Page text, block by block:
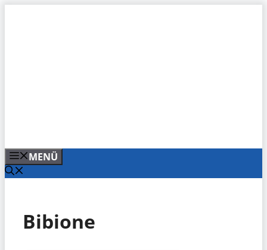
MENÜ
Bibione